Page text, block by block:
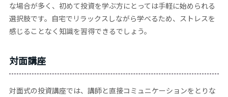
な場合が多く、初めて投資を学ぶ方にとっては手軽に始められる
選択肢です。自宅でリラックスしながら学べるため、ストレスを
感じることなく知識を習得できるでしょう。
対面講座
対面式の投資講座では、講師と直接コミュニケーションをとりな